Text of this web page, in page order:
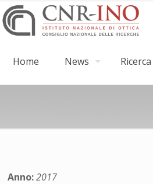
Home News Ricerca
Anno:2017